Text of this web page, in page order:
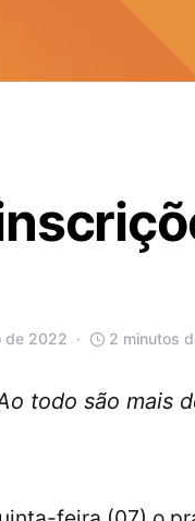
de 2022 2 minutos
todo são mais